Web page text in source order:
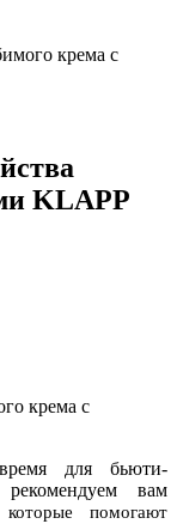
крема с
KLAPP
для бьюти-
вам
помогают